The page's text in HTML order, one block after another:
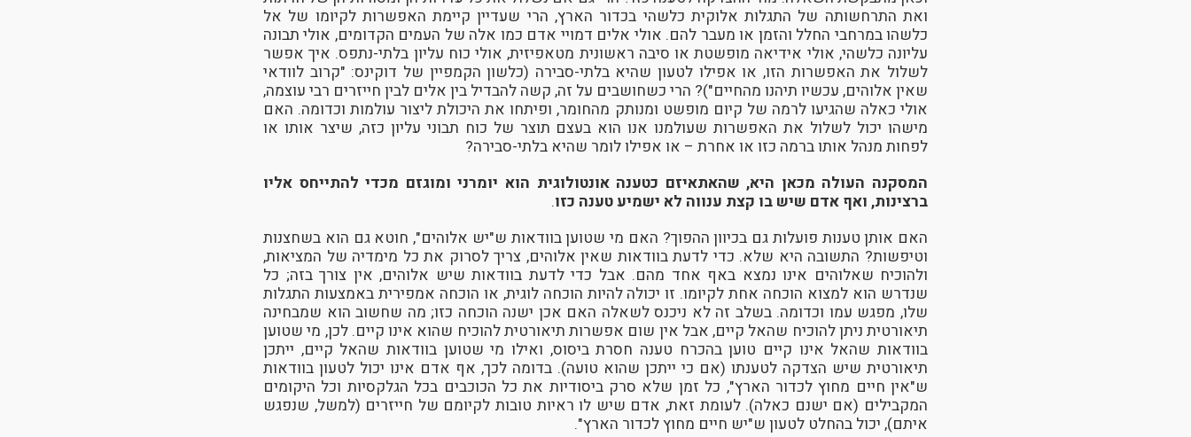
ואת התרחשותה של התגלות אלוקית כלשהי בכדור הארץ, הרי שעדיין קיימת האפשרות לקיומו של אל
כלשהו במרחבי החלל והזמן או מעבר להם. אולי אלים דמויי אדם כמו אלה של העמים הקדומים, אולי תבונה
עליונה כלשהי, אולי אידיאה מופשטת או סיבה ראשונית מטאפיזית, אולי כוח עליון בלתי-נתפס. איך אפשר
לשלול את האפשרות הזו, או אפילו לטעון שהיא בלתי-סבירה (כלשון הקמפיין של דוקינס: "קרוב לוודאי
שאין אלוהים, עכשיו תיהנו מהחיים")? הרי כשחושבים על זה, קשה להבדיל בין אלים לבין חייזרים רבי עוצמה,
אולי כאלה שהגיעו לרמה של קיום מופשט ומנותק מהחומר, ופיתחו את היכולת ליצור עולמות וכדומה. האם
מישהו יכול לשלול את האפשרות שעולמנו אנו הוא בעצם תוצר של כוח תבוני עליון כזה, שיצר אותו או
לפחות מנהל אותו ברמה כזו או אחרת – או אפילו לומר שהיא בלתי-סבירה?
המסקנה העולה מכאן היא, שהאתאיזם כטענה אונטולוגית הוא יומרני ומוגזם מכדי להתייחס אליו
ברצינות, ואף אדם שיש בו קצת ענווה לא ישמיע טענה כזו.
האם אותן טענות פועלות גם בכיוון ההפוך? האם מי שטוען בוודאות ש"יש אלוהים", חוטא גם הוא בשחצנות
וטיפשות? התשובה היא שלא. כדי לדעת בוודאות שאין אלוהים, צריך לסרוק את כל מימדיה של המציאות,
ולהוכיח שאלוהים אינו נמצא באף אחד מהם. אבל כדי לדעת בוודאות שיש אלוהים, אין צורך בזה; כל
שנדרש הוא למצוא הוכחה אחת לקיומו. זו יכולה להיות הוכחה לוגית, או הוכחה אמפירית באמצעות התגלות
שלו, מפגש עמו וכדומה. בשלב זה לא ניכנס לשאלה האם אכן ישנה הוכחה כזו; מה שחשוב הוא שמבחינה
תיאורטית ניתן להוכיח שהאל קיים, אבל אין שום אפשרות תיאורטית להוכיח שהוא אינו קיים. לכן, מי שטוען
בוודאות שהאל אינו קיים טוען בהכרח טענה חסרת ביסוס, ואילו מי שטוען בוודאות שהאל קיים, ייתכן
תיאורטית שיש הצדקה לטענתו (אם כי ייתכן שהוא טועה). בדומה לכך, אף אדם אינו יכול לטעון בוודאות
ש"אין חיים מחוץ לכדור הארץ", כל זמן שלא סרק ביסודיות את כל הכוכבים בכל הגלקסיות וכל היקומים
המקבילים (אם ישנם כאלה). לעומת זאת, אדם שיש לו ראיות טובות לקיומם של חייזרים (למשל, שנפגש
איתם), יכול בהחלט לטעון ש"יש חיים מחוץ לכדור הארץ".